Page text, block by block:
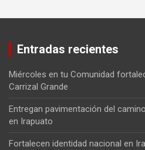
Entradas recientes
Miércoles en tu Comunidad
Carrizal Grande
Entregan pavimentación del
en Irapuato
Fortalecen identidad nacional en